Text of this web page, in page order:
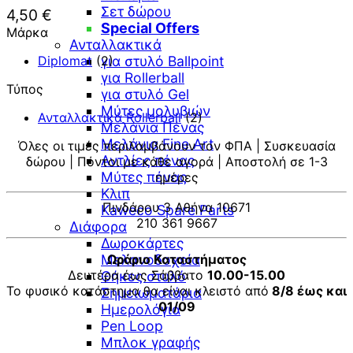
Σετ δώρου
Special Offers
Ανταλλακτικά
για στυλό Ballpoint
για Rollerball
για στυλό Gel
Μύτες μολυβιών
Μελάνια Πένας
Μελάνια Fine Art
Αντλίες πένας
Μύτες πένας
Κλιπ
Kaweco Spare Parts
Διάφορα
Δωροκάρτες
Μελανοδοχεία
Θήκες στυλό
Σημειωματάρια
Ημερολόγια
Pen Loop
Μπλοκ γραφής
4,50 €
Μάρκα
Diplomat (2)
Τύπος
Ανταλλακτικά Rollerball (2)
Όλες οι τιμές περιλαμβάνουν τον ΦΠΑ | Συσκευασία
δώρου | Πόντοι με κάθε αγορά | Αποστολή σε 1-3
ημέρες
Πινδάρου 3 Αθήνα 10671
210 361 9667
Ωράριο Καταστήματος
Δευτέρα έως Σάββατο 10.00-15.00
Το φυσικό κατάστημα θα είναι κλειστό από 8/8 έως και
01/09